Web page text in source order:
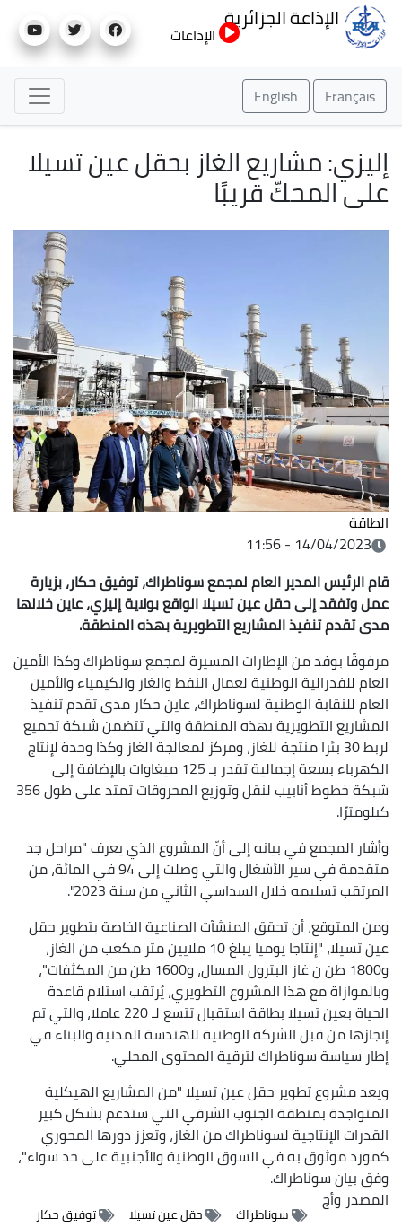
إلى
الإذاعة الجزائرية
الإذاعات
Français
English
إليزي: مشاريع الغاز بحقل عين تسيلا
على المحكّ قريبًا
الطاقة
14/04/2023 - 11:56
قام الرئيس المدير العام لمجمع سوناطراك، توفيق حكار، بزيارة
عمل وتفقد إلى حقل عين تسيلا الواقع بولاية إليزي، عاين خلالها
مدى تقدم تنفيذ المشاريع التطويرية بهذه المنطقة.
مرفوقًا بوفد من الإطارات المسيرة لمجمع سوناطراك وكذا الأمين
العام للفدرالية الوطنية لعمال النفط والغاز والكيمياء والأمين
العام للنقابة الوطنية لسوناطراك، عاين حكار مدى تقدم تنفيذ
المشاريع التطويرية بهذه المنطقة والتي تتضمن شبكة تجميع
لربط 30 بئرا منتجة للغاز، ومركز لمعالجة الغاز وكذا وحدة لإنتاج
الكهرباء بسعة إجمالية تقدر بـ 125 ميغاوات بالإضافة إلى
شبكة خطوط أنابيب لنقل وتوزيع المحروقات تمتد على طول 356
كيلومترًا.
وأشار المجمع في بيانه إلى أنّ المشروع الذي يعرف "مراحل جد
متقدمة في سير الأشغال والتي وصلت إلى 94 في المائة، من
المرتقب تسليمه خلال السداسي الثاني من سنة 2023".
ومن المتوقع، أن تحقق المنشآت الصناعية الخاصة بتطوير حقل
عين تسيلا، "إنتاجا يوميا يبلغ 10 ملايين متر مكعب من الغاز،
و1800 طن ن غاز البترول المسال، و1600 طن من المكثفات"،
وبالموازاة مع هذا المشروع التطويري، يُرتقب استلام قاعدة
الحياة بعين تسيلا بطاقة استقبال تتسع لـ 220 عاملا، والتي تم
إنجازها من قبل الشركة الوطنية للهندسة المدنية والبناء في
إطار سياسة سوناطراك لترقية المحتوى المحلي.
ويعد مشروع تطوير حقل عين تسيلا "من المشاريع الهيكلية
المتواجدة بمنطقة الجنوب الشرقي التي ستدعم بشكل كبير
القدرات الإنتاجية لسوناطراك من الغاز، وتعزز دورها المحوري
كمورد موثوق به في السوق الوطنية والأجنبية على حد سواء"،
وفق بيان سوناطراك.
المصدروأج
سوناطراك حقل عين تسيلا توفيق حكار